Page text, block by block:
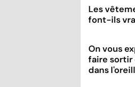
Les
font-ils
On vous
faire sortir
dans